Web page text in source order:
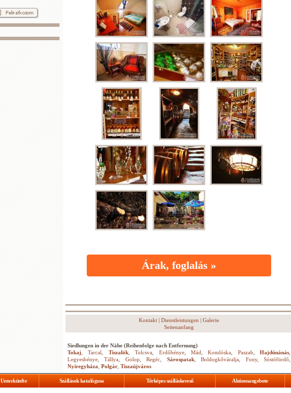
Árak, foglalás »
Kontakt | Dienstleistungen | Galerie
Seitenanfang
Siedlungen in der Nähe (Reihenfolge nach Entfernung)
Tokaj ,Tarcal Tiszalök,Tolcsva Erdőbénye, Mád ,Komlóska Paszab Hajdúnánás
Legyesbénye ,Tállya Golop ,Regéc Sárospatak,Boldogkőváralja Fony,Sóstófürdő
Nyíregyháza Polgár Tiszaújváros
Unterkünfte Szállások katalógusa Térképes szálláskereső Aktionsangebote